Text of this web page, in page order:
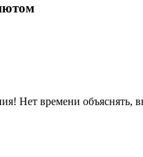
объяснять,